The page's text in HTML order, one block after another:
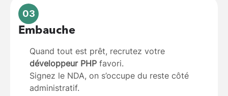
03
Embauche
Quand tout est prêt, recrutez votre
développeur PHP favori.
Signez le NDA, on s’occupe du reste côté
administratif.